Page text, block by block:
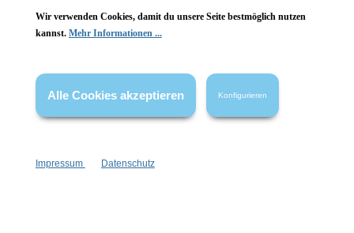
* Alle Preise inkl. gesetzl. Mehrwertsteuer zzgl.Versandkosten
wenn nicht anders angegeben.
Wir verwenden Cookies, damit du unsere Seite bestmöglich nutzen
kannst. Mehr Informationen ...
Alle Cookies akzeptieren Konfigurieren
Impressum Datenschutz